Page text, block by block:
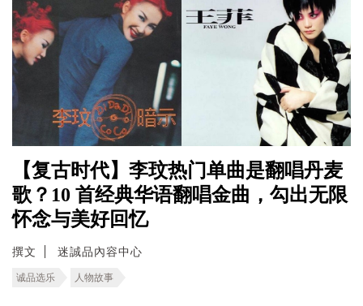
【复古时代】李玟热门单曲是翻唱丹麦
歌？10 首经典华语翻唱金曲，勾出无限
怀念与美好回忆
撰文 迷誠品內容中心
诚品选乐 人物故事